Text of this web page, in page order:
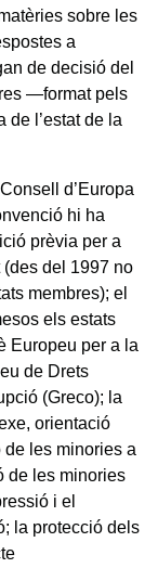
sobre les
a
de decisió del
—format pels
de l’estat de la
d’Europa
hi ha
prèvia per a
(des del 1997 no
membres); el
els estats
Europeu per a la
de Drets
(Greco); la
orientació
de les minories a
de les minories
i el
la protecció dels